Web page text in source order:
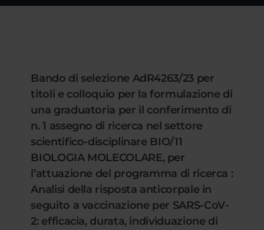
Bando di selezione AdR4263/23 per
titoli e colloquio per la formulazione di
una graduatoria per il conferimento di
n. 1 assegno di ricerca nel settore
scientifico-disciplinare BIO/11
BIOLOGIA MOLECOLARE, per
l’attuazione del programma di ricerca :
Analisi della risposta anticorpale in
seguito a vaccinazione per SARS-CoV-
2: efficacia, durata, individuazione di